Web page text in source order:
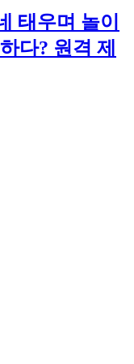
태우며 놀이
다? 원격 제